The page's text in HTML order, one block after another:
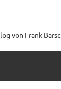
von Frank